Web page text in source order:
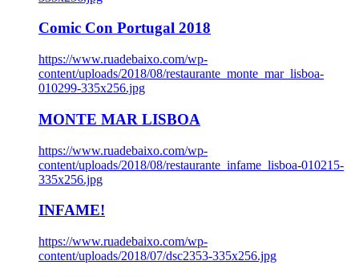
Comic Con Portugal 2018
https://www.ruadebaixo.com/wp-
content/uploads/2018/08/restaurante_monte_mar_lisboa-
010299-335x256.jpg
MONTE MAR LISBOA
https://www.ruadebaixo.com/wp-
content/uploads/2018/08/restaurante_infame_lisboa-010215-
335x256.jpg
INFAME!
https://www.ruadebaixo.com/wp-
content/uploads/2018/07/dsc2353-335x256.jpg